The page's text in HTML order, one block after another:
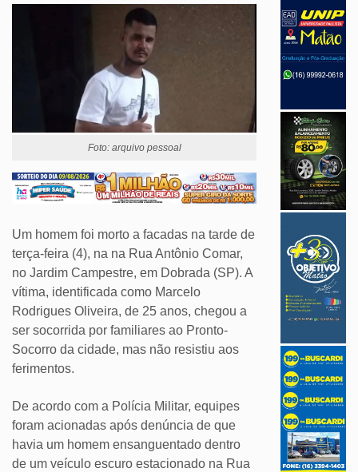
Foto: arquivo pessoal
Um homem foi morto a facadas na tarde de
terça-feira (4), na na Rua Antônio Comar,
no Jardim Campestre, em Dobrada (SP). A
vítima, identificada como Marcelo
Rodrigues Oliveira, de 25 anos, chegou a
ser socorrida por familiares ao Pronto-
Socorro da cidade, mas não resistiu aos
ferimentos.
De acordo com a Polícia Militar, equipes
foram acionadas após denúncia de que
havia um homem ensanguentado dentro
de um veículo escuro estacionado na Rua